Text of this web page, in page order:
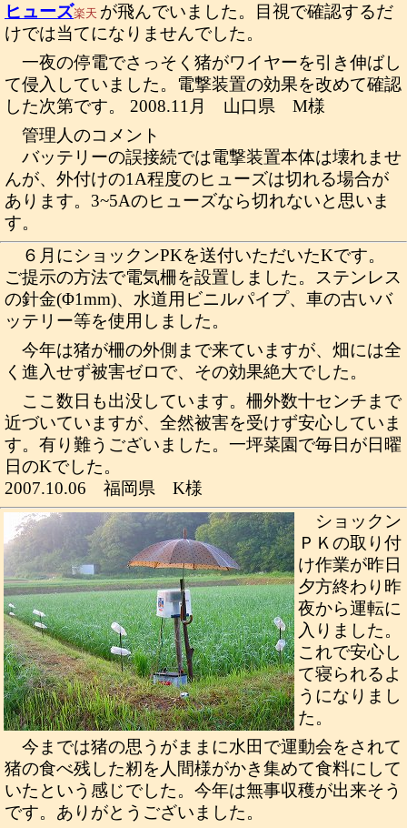
ヒューズ楽天 が飛んでいました。目視で確認するだ
けでは当てになりませんでした。
一夜の停電でさっそく猪がワイヤーを引き伸ばし
て侵入していました。電撃装置の効果を改めて確認
した次第です。 2008.11月 山口県 M様
管理人のコメント
バッテリーの誤接続では電撃装置本体は壊れませ
んが、外付けの1A程度のヒューズは切れる場合が
あります。3~5Aのヒューズなら切れないと思いま
す。
６月にショックンPKを送付いただいたKです。
ご提示の方法で電気柵を設置しました。ステンレス
の針金(Φ1mm)、水道用ビニルパイプ、車の古いバ
ッテリー等を使用しました。
今年は猪が柵の外側まで来ていますが、畑には全
く進入せず被害ゼロで、その効果絶大でした。
ここ数日も出没しています。柵外数十センチまで
近づいていますが、全然被害を受けず安心していま
す。有り難うございました。一坪菜園で毎日が日曜
日のKでした。
2007.10.06 福岡県 K様
ショックン
ＰＫの取り付
け作業が昨日
夕方終わり昨
夜から運転に
入りました。
これで安心し
て寝られるよ
うになりまし
た。
今までは猪の思うがままに水田で運動会をされて
猪の食べ残した籾を人間様がかき集めて食料にして
いたという感じでした。今年は無事収穫が出来そう
です。ありがとうございました。